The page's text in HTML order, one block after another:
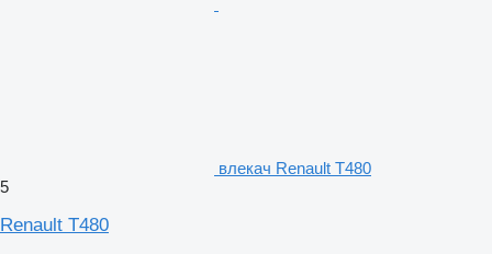
влекач Renault T480
5
Renault T480